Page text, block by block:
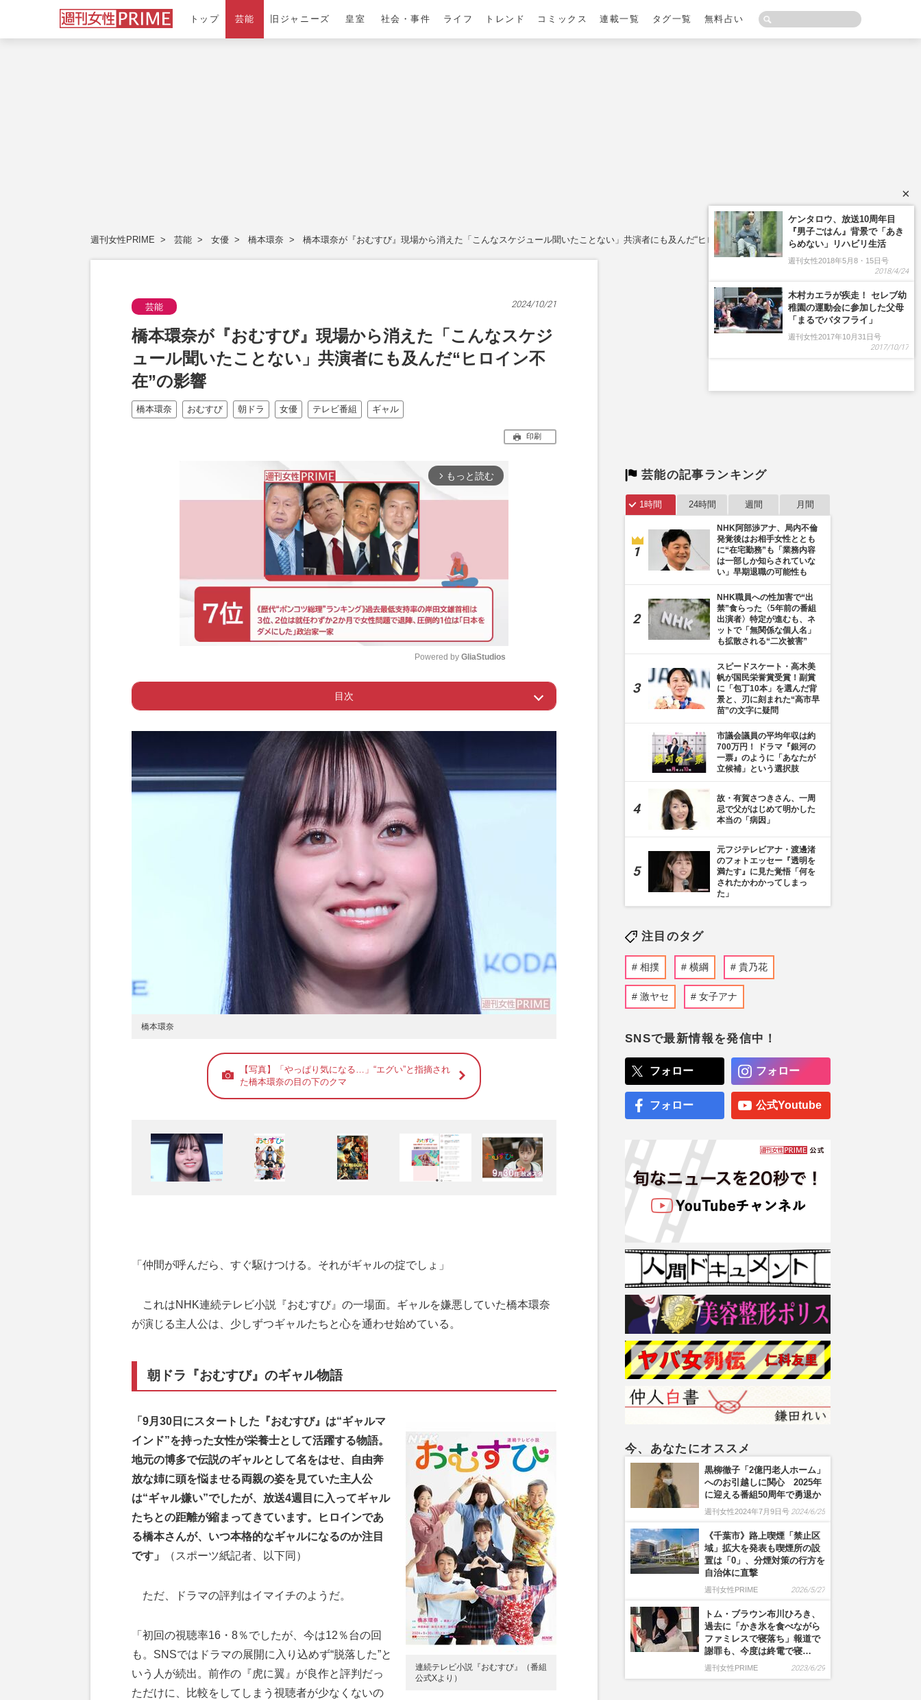
トップ 芸能 旧ジャニーズ 皇室 社会・事件 ライフ トレンド コミックス 連載一覧 タグ一覧 無料占い
週刊女性PRIME 芸能 女優 橋本環奈 橋本環奈が『おむすび』現場から消えた「こんなスケジュール聞いたことない」共演者にも及んだ“ヒロイン不在”の影響
芸能 2024/10/21
橋本環奈が『おむすび』現場から消えた「こんなスケジ
ュール聞いたことない」共演者にも及んだ“ヒロイン不
在”の影響
橋本環奈 おむすび 朝ドラ 女優 テレビ番組 ギャル
印刷
arrow_forward_ios もっと読む
t
Powered by GliaStudios
目次
Page 1 ー 朝ドラ『おむすび』のギャル物語
Page 2 ー ヒロイン不在の影響
橋本環奈
【写真】「やっぱり気になる…」“エグい”と指摘され
た橋本環奈の目の下のクマ
「仲間が呼んだら、すぐ駆けつける。それがギャルの掟でしょ」
これはNHK連続テレビ小説『おむすび』の一場面。ギャルを嫌悪していた橋本環奈
が演じる主人公は、少しずつギャルたちと心を通わせ始めている。
朝ドラ『おむすび』のギャル物語
連続テレビ小説『おむすび』（番組
公式Xより）
「9月30日にスタートした『おむすび』は“ギャルマ
インド”を持った女性が栄養士として活躍する物語。
地元の博多で伝説のギャルとして名をはせ、自由奔
放な姉に頭を悩ませる両親の姿を見ていた主人公
は“ギャル嫌い”でしたが、放送4週目に入ってギャル
たちとの距離が縮まってきています。ヒロインであ
る橋本さんが、いつ本格的なギャルになるのか注目
です」
（スポーツ紙記者、以下同）
ただ、ドラマの評判はイマイチのようだ。
「初回の視聴率16・8％でしたが、今は12％台の回
も。SNSではドラマの展開に入り込めず“脱落した”と
いう人が続出。前作の『虎に翼』が良作と評判だっ
ただけに、比較をしてしまう視聴者が少なくないの
芸能の記事ランキング
1時間 24時間 週間 月間
NHK阿部渉アナ、局内不倫
発覚後はお相手女性ととも
に“在宅勤務”も「業務内容
は一部しか知らされていな
い」早期退職の可能性も
NHK職員への性加害で“出
禁”食らった〈5年前の番組
出演者〉特定が進むも、ネ
ットで「無関係な個人名」
も拡散される“二次被害”
スピードスケート・高木美
帆が国民栄誉賞受賞！副賞
に「包丁10本」を選んだ背
景と、刃に刻まれた“高市早
苗”の文字に疑問
市議会議員の平均年収は約
700万円！ ドラマ『銀河の
一票』のように「あなたが
立候補」という選択肢
故・有賀さつきさん、一周
忌で父がはじめて明かした
本当の「病因」
元フジテレビアナ・渡邊渚
のフォトエッセー『透明を
満たす』に見た覚悟「何を
されたかわかってしまっ
た」
注目のタグ
相撲 横綱 貴乃花
激ヤセ 女子アナ
SNSで最新情報を発信中！
フォロー フォロー
フォロー 公式Youtube
今、あなたにオススメ
黒柳徹子「2億円老人ホーム」
へのお引越しに関心 2025年
に迎える番組50周年で勇退か
週刊女性2024年7月9日号 2024/6/25
《千葉市》路上喫煙「禁止区
域」拡大を発表も喫煙所の設
置は「0」、分煙対策の行方を
自治体に直撃
週刊女性PRIME 2026/5/27
トム・ブラウン布川ひろき、
過去に「かき氷を食べながら
ファミレスで寝落ち」報道で
謝罪も、今度は終電で寝…
週刊女性PRIME 2023/6/29
×
ケンタロウ、放送10周年目
『男子ごはん』背景で「あき
らめない」リハビリ生活
週刊女性2018年5月8・15日号
2018/4/24
木村カエラが疾走！ セレブ幼
稚園の運動会に参加した父母
「まるでバタフライ」
週刊女性2017年10月31日号
2017/10/17